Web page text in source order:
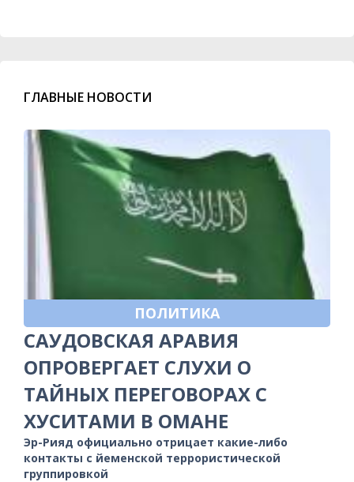
ГЛАВНЫЕ НОВОСТИ
ПОЛИТИКА
САУДОВСКАЯ АРАВИЯ
ОПРОВЕРГАЕТ СЛУХИ О
ТАЙНЫХ ПЕРЕГОВОРАХ С
ХУСИТАМИ В ОМАНЕ
Эр-Рияд официально отрицает какие-либо
контакты с йеменской террористической
группировкой